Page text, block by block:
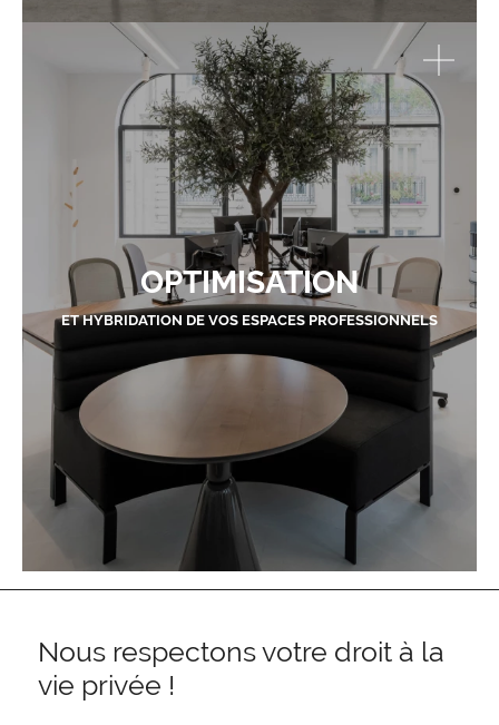
OPTIMISATION
ET HYBRIDATION DE VOS ESPACES PROFESSIONNELS
Nous respectons votre droit à la
vie privée !